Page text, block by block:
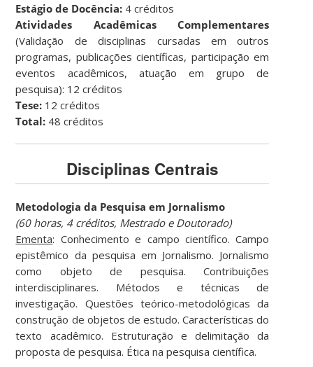
Estágio de Docência: 4 créditos
Atividades Acadêmicas Complementares
(Validação de disciplinas cursadas em outros
programas, publicações científicas, participação em
eventos acadêmicos, atuação em grupo de
pesquisa): 12 créditos
Tese: 12 créditos
Total: 48 créditos
Disciplinas Centrais
Metodologia da Pesquisa em Jornalismo
(60 horas, 4 créditos, Mestrado e Doutorado)
Ementa: Conhecimento e campo científico. Campo
epistêmico da pesquisa em Jornalismo. Jornalismo
como objeto de pesquisa. Contribuições
interdisciplinares. Métodos e técnicas de
investigação. Questões teórico-metodológicas da
construção de objetos de estudo. Características do
texto acadêmico. Estruturação e delimitação da
proposta de pesquisa. Ética na pesquisa científica.